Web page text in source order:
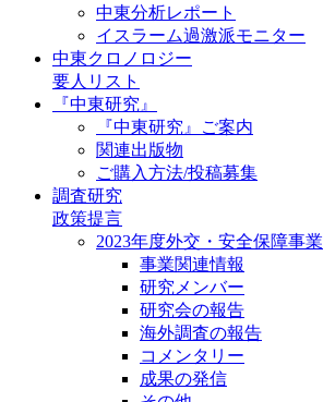
中東分析レポート
イスラーム過激派モニター
中東クロノロジー
要人リスト
『中東研究』
『中東研究』ご案内
関連出版物
ご購入方法/投稿募集
調査研究
政策提言
2023年度外交・安全保障事業
事業関連情報
研究メンバー
研究会の報告
海外調査の報告
コメンタリー
成果の発信